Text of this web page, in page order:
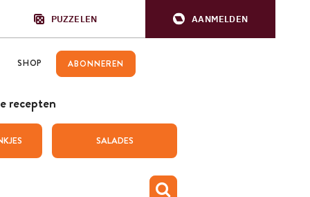
PUZZELEN AANMELDEN
SHOP ABONNEREN
recepten
SALADES